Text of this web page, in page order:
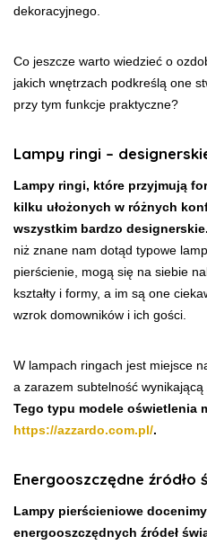
dekoracyjnego.
Co jeszcze warto wiedzieć o
jakich wnętrzach podkreślą one
przy tym funkcje praktyczne?
Lampy ringi –
Lampy ringi, które przyjmują
kilku ułożonych w różnych
wszystkim bardzo designerskie.
niż znane nam dotąd typowe
pierścienie, mogą się na siebie
kształty i formy, a im są one
wzrok domowników i ich gości.
W lampach ringach jest miejsce
a zarazem subtelność wynikającą
Tego typu modele oświetlenia
https://azzardo.com.pl/.
Energooszczędne źródło
Lampy pierścieniowe
energooszczędnych źródeł